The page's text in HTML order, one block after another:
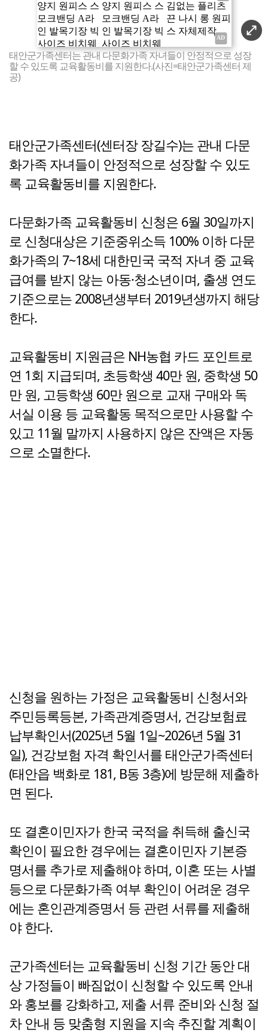
태안군가족센터는 관내 다문화가족 자녀들이 안정적으로 성장
할 수 있도록 교육활동비를 지원한다.(사진=태안군가족센터 제
공)
태안군가족센터(센터장 장길수)는 관내 다문
화가족 자녀들이 안정적으로 성장할 수 있도
록 교육활동비를 지원한다.
다문화가족 교육활동비 신청은 6월 30일까지
로 신청대상은 기준중위소득 100% 이하 다문
화가족의 7~18세 대한민국 국적 자녀 중 교육
급여를 받지 않는 아동·청소년이며, 출생 연도
기준으로는 2008년생부터 2019년생까지 해당
한다.
교육활동비 지원금은 NH농협 카드 포인트로
연 1회 지급되며, 초등학생 40만 원, 중학생 50
만 원, 고등학생 60만 원으로 교재 구매와 독
서실 이용 등 교육활동 목적으로만 사용할 수
있고 11월 말까지 사용하지 않은 잔액은 자동
으로 소멸한다.
신청을 원하는 가정은 교육활동비 신청서와
주민등록등본, 가족관계증명서, 건강보험료
납부확인서(2025년 5월 1일~2026년 5월 31
일), 건강보험 자격 확인서를 태안군가족센터
(태안읍 백화로 181, B동 3층)에 방문해 제출하
면 된다.
또 결혼이민자가 한국 국적을 취득해 출신국
확인이 필요한 경우에는 결혼이민자 기본증
명서를 추가로 제출해야 하며, 이혼 또는 사별
등으로 다문화가족 여부 확인이 어려운 경우
에는 혼인관계증명서 등 관련 서류를 제출해
야 한다.
군가족센터는 교육활동비 신청 기간 동안 대
상 가정들이 빠짐없이 신청할 수 있도록 안내
와 홍보를 강화하고, 제출 서류 준비와 신청 절
차 안내 등 맞춤형 지원을 지속 추진할 계획이